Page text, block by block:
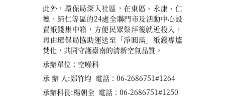
此外，環保局深入社區，在東區、永康、仁
德、歸仁等區的24處全聯門市及活動中心設
置紙錢集中箱，方便民眾祭拜後就近投入，
再由環保局協助運送至「淨圓滿」紙錢專爐
焚化，共同守護臺南的清新空氣品質。
承辦單位：空噪科
承 辦 人:鄭竹均 電話：06-2686751#1264
承辦科長:楊朝全 電話：06-2686751#1250